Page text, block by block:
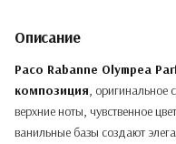
Описание
Paco Rabanne Olympea
композиция, оригинальное
верхние ноты, чувственное
ванильные базы создают